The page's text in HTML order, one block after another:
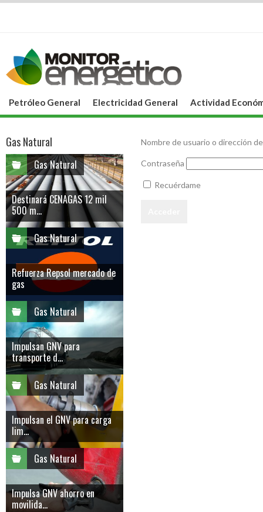
Petróleo General Electricidad General Actividad
Nombre de usuario o dirección
Contraseña
Recuérdame
Gas Natural
Gas Natural
Destinará CENAGAS 12 mil
500 m...
Gas Natural
Refuerza Repsol mercado de
gas
Gas Natural
Impulsan GNV para
transporte d...
Gas Natural
Impulsan el GNV para carga
lim...
Gas Natural
Impulsa GNV ahorro en
movilida...